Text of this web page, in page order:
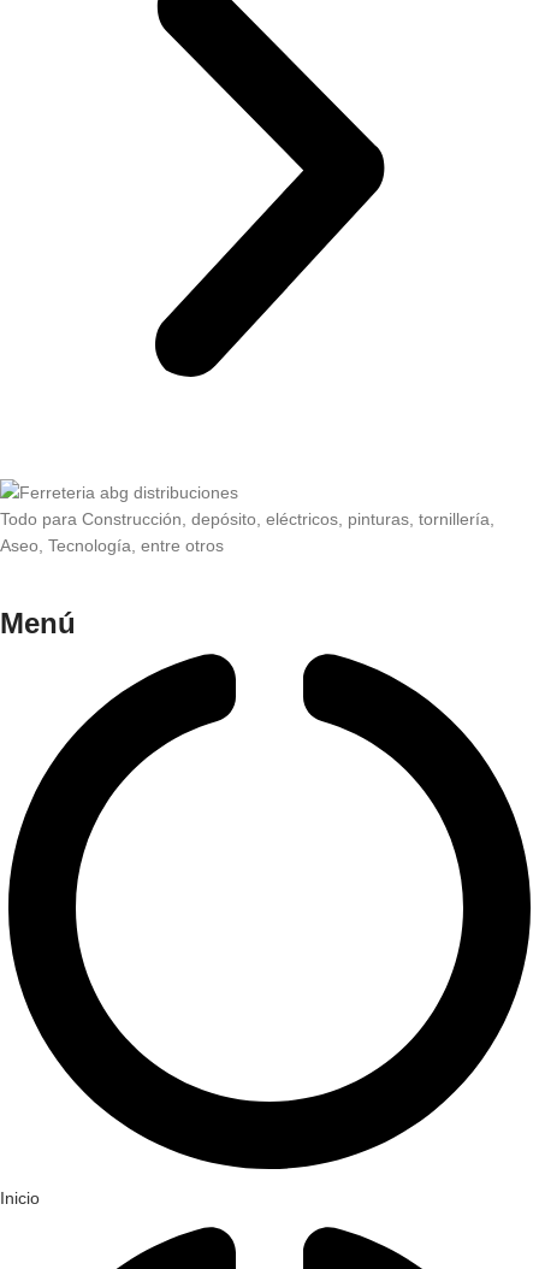
Todo para Construcción, depósito, eléctricos, pinturas, tornillería,
Aseo, Tecnología, entre otros
Menú
Inicio